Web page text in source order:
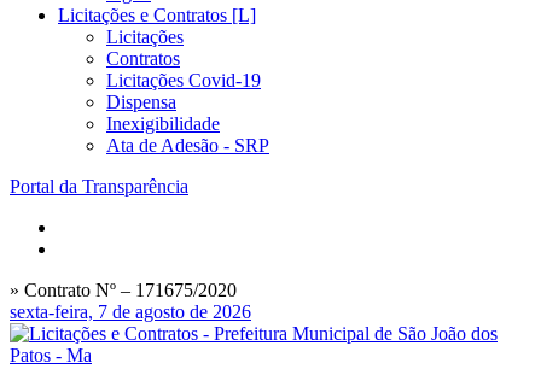
Licitações e Contratos [L]
Licitações
Contratos
Licitações Covid-19
Dispensa
Inexigibilidade
Ata de Adesão - SRP
Portal da Transparência
» Contrato Nº – 171675/2020
sexta-feira, 7 de agosto de 2026